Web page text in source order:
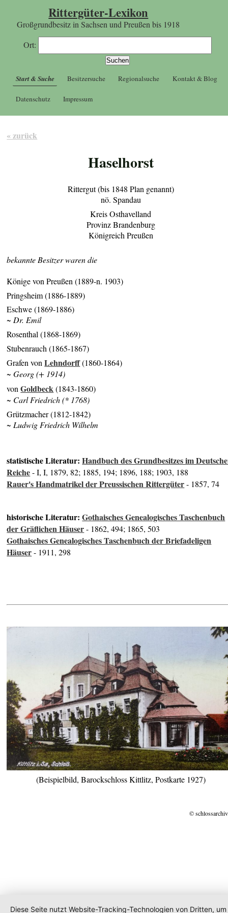
Rittergüter-Lexikon
Großgrundbesitz in Sachsen und Preußen bis 1918
Ort:
Start & Suche Besitzersuche Regionalsuche Kontakt & Blog
Datenschutz Impressum
« zurück
Haselhorst
Rittergut (bis 1848 Plan genannt)
nö. Spandau
Kreis Osthavelland
Provinz Brandenburg
Königreich Preußen
bekannte Besitzer waren die
Könige von Preußen (1889-n. 1903)
Pringsheim (1886-1889)
Eschwe (1869-1886)
~ Dr. Emil
Rosenthal (1868-1869)
Stubenrauch (1865-1867)
Grafen vonLehndorff(1860-1864)
~ Georg (+ 1914)
vonGoldbeck(1843-1860)
~ Carl Friedrich (* 1768)
Grützmacher (1812-1842)
~ Ludwig Friedrich Wilhelm
statistische Literatur:Handbuch des Grundbesitzes im
Reiche- I, I, 1879, 82; 1885, 194; 1896, 188; 1903, 188
Rauer's Handmatrikel der Preussischen Rittergüter- 1857, 74
historische Literatur:Gothaisches Genealogisches Taschenbuch
der Gräflichen Häuser- 1862, 494; 1865, 503
Gothaisches Genealogisches Taschenbuch der Briefadeligen
Häuser- 1911, 298
(Beispielbild, Barockschloss Kittlitz, Postkarte 1927)
©
Diese Seite nutzt Website-Tracking-Technologien von Dritten, um